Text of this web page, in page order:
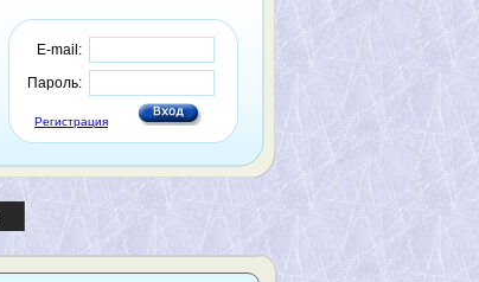
E-mail:
Пароль:
Регистрация